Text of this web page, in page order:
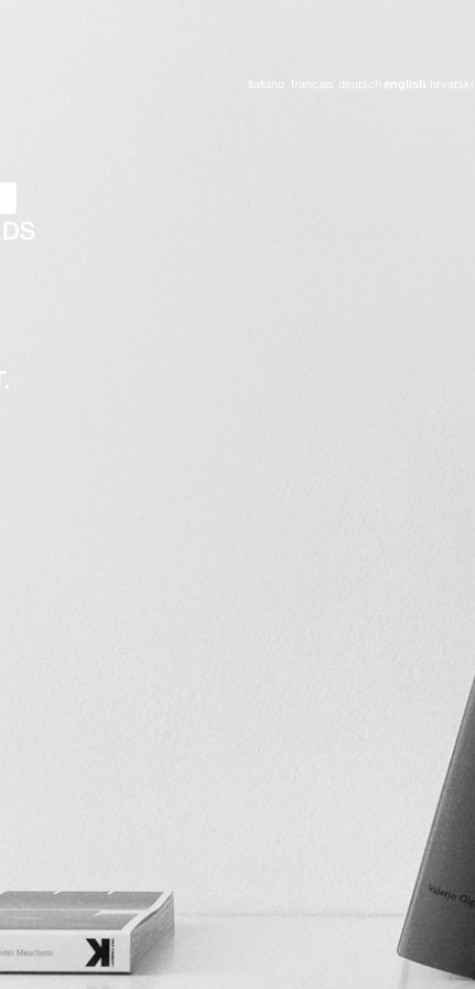
italiano francais deutsch english hrvatski